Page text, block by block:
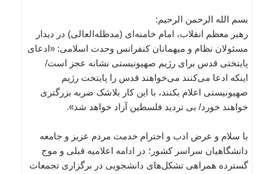
بسم الله الرحمن الرحیم:
رهبر معظم انقلاب، امام خامنه‌ای (مدظله‌العالی) در دیدار
مسئولان نظام و میهمانان کنفرانس وحدت اسلامی: «ادعای
پایتختی قدس برای رژیم صهیونیستی نشانه عجز است/
اینکه ادعا می‌کنند می‌خواهند قدس را پایتخت رژیم
صهیونیستی اعلام بکنند، با این کار بلاشک ضربه‌ بزرگتری
خواهند خورد/ بی تردید فلسطین آزاد خواهد شد».
با سلام و عرض ادب و احترام خدمت مردم عزیز و جامعه
دانشگاهیان سراسر کشور؛ در ادامه اعلامیه قبلی و موج
گسترده همراهی تشکل‌های دانشجویی در برگزاری تجمعات